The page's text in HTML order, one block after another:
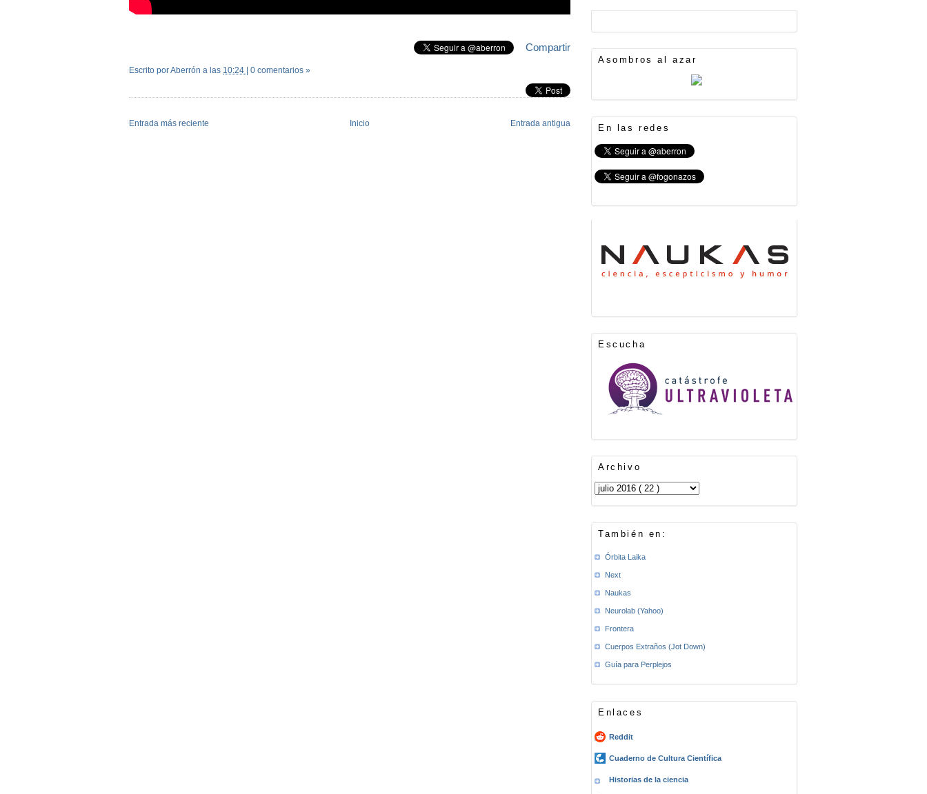
Compartir
Escrito por Aberrón a las 10:24 | 0 comentarios »
Entrada más reciente Entrada antigua
Inicio
Asombros al azar
En las redes
Escucha
Archivo
También en:
Órbita Laika
Next
Naukas
Neurolab (Yahoo)
Frontera
Cuerpos Extraños (Jot Down)
Guía para Perplejos
Enlaces
Reddit
Cuaderno de Cultura Científica
Historias de la ciencia